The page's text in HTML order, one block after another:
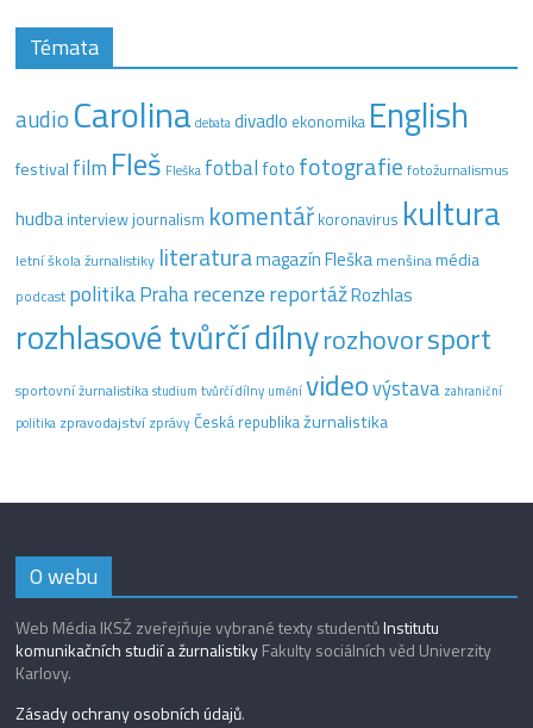
Témata
audio Carolina debata divadlo ekonomika English
festival film Fleš Fleška fotbal foto fotografie fotožurnalismus
hudba interview journalism komentář koronavirus kultura
letní škola žurnalistiky literaturamagazín Fleška menšinamédia
podcast politikaPraharecenzereportážRozhlas
rozhlasové tvůrčí dílnyrozhovorsport
sportovní žurnalistika studium tvůrčí dílny uměnívideovýstava zahraniční
politika zpravodajstvízprávyČeská republikažurnalistika
O webu
Web Média IKSŽ zveřejňuje vybrané texty studentůInstitutu
komunikačních studií a žurnalistikyFakulty sociálních věd Univerzity
Karlovy.
Zásady ochrany osobních údajů.